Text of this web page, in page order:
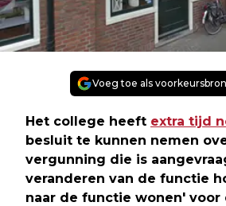
Voeg toe als
Het college heeft extra tijd
besluit te kunnen nemen
vergunning die is
veranderen van de functie
naar de functie wonen' voor